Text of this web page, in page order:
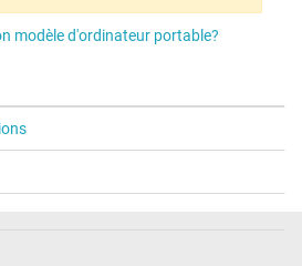
modèle d'ordinateur portable?